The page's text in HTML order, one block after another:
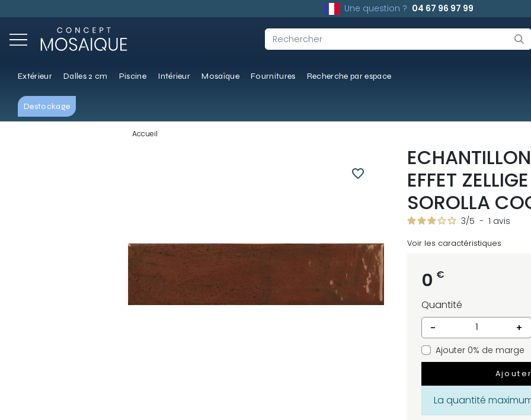
Une question ? 04 67 96 97 99
Extérieur Dalles 2 cm Piscine Intérieur Mosaïque Fournitures Recherche par espace
Destockage
Accueil
favorite_border
EFFET
SOROLLA
3/5 - 1 avis
Voir les caractéristiques
0 €
Quantité
-
+
Ajouter 0% de marge
La quantité